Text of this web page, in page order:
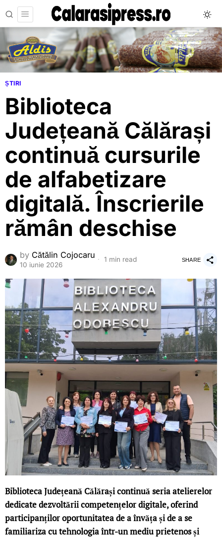
ȘTIRI
Biblioteca
Județeană Călărași
continuă cursurile
de alfabetizare
digitală. Înscrierile
rămân deschise
by Cătălin Cojocaru
10 iunie 2026
1 min read SHARE
Biblioteca Județeană Călărași continuă seria atelierelor
dedicate dezvoltării competențelor digitale, oferind
participanților oportunitatea de a învăța și de a se
familiariza cu tehnologia într-un mediu prietenos și